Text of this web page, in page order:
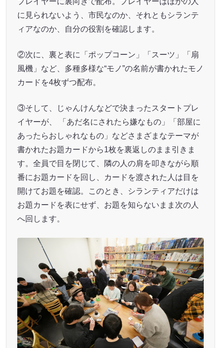
に見られないよう、市民なのか、それともシランテ
ィアなのか、自分の役割を確認します。
②次に、裏と表に「ポップコーン」「スーツ」「扇
風機」など、多種多様な“モノ”の名前が書かれたモノ
カードを4枚ずつ配布。
③そして、じゃんけんなどで決まったスタートプレ
イヤーが、 「あだ名にされたら嫌なもの」「部屋に
あったらおしゃれなもの」などさまざまなテーマが
書かれたお題カードから1枚を裏返しのまま引きま
す。全員で目を閉じて、隣の人の肩を叩きながら順
番にお題カードを回し、カードを渡された人は目を
開けてお題を確認。このとき、シランティアだけは
お題カードを表にせず、お題を知らないまま次の人
へ回します。